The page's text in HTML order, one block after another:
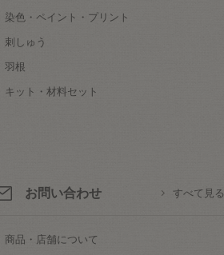
染色・ペイント・プリント
刺しゅう
羽根
キット・材料セット
お問い合わせ すべて見る
商品・店舗について